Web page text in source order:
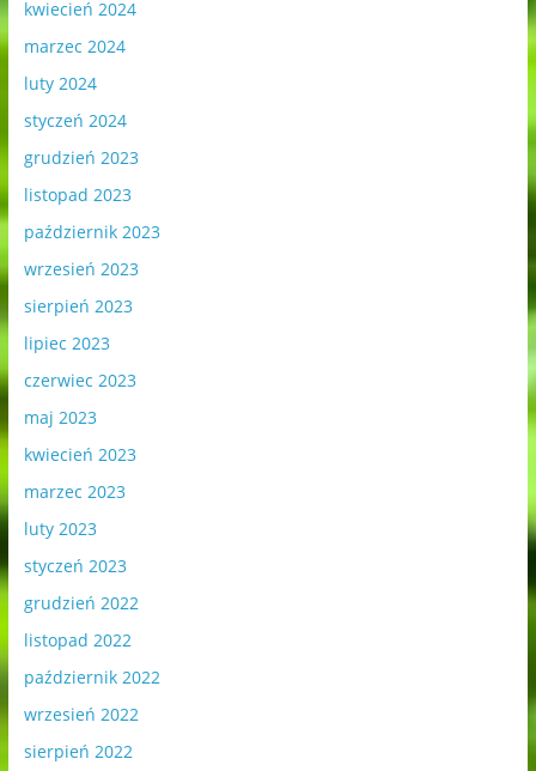
kwiecień 2024
marzec 2024
luty 2024
styczeń 2024
grudzień 2023
listopad 2023
październik 2023
wrzesień 2023
sierpień 2023
lipiec 2023
czerwiec 2023
maj 2023
kwiecień 2023
marzec 2023
luty 2023
styczeń 2023
grudzień 2022
listopad 2022
październik 2022
wrzesień 2022
sierpień 2022